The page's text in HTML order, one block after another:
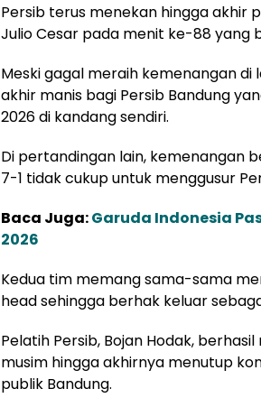
Persib terus menekan hingga akhir
Julio Cesar pada menit ke-88 yang
Meski gagal meraih kemenangan
akhir manis bagi Persib Bandung
2026 di kandang sendiri.
Di pertandingan lain, kemenangan
7-1 tidak cukup untuk menggusur
Baca Juga:Garuda Indonesia
2026
Kedua tim memang sama-sama
head sehingga berhak keluar
Pelatih Persib, Bojan Hodak,
musim hingga akhirnya menutup
publik Bandung.